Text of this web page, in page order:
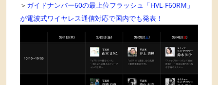
＞ ガイドナンバー60の最上位フラッシュ「HVL-F60RM」
が電波式ワイヤレス通信対応で国内でも発表！